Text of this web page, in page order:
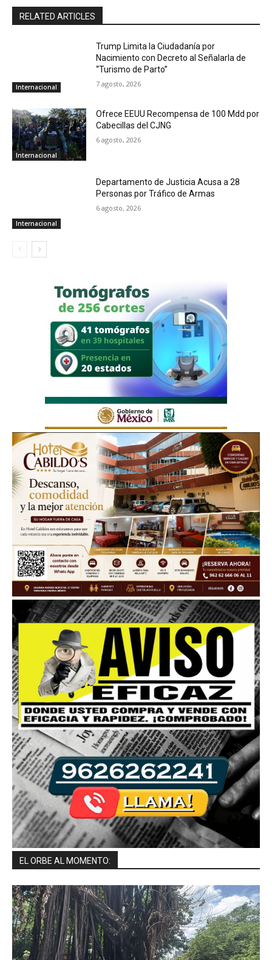
RELATED ARTICLES
Internacional
Trump Limita la Ciudadanía por
Nacimiento con Decreto al Señalarla de
“Turismo de Parto”
7 agosto, 2026
Internacional
Ofrece EEUU Recompensa de 100 Mdd por
Cabecillas del CJNG
6 agosto, 2026
Internacional
Departamento de Justicia Acusa a 28
Personas por Tráfico de Armas
6 agosto, 2026
EL ORBE AL MOMENTO: